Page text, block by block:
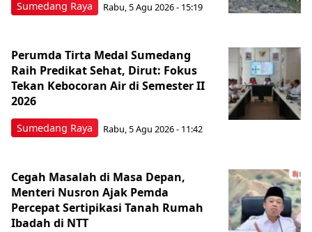
Sumedang Raya Rabu, 5 Agu 2026 - 15:19
Sumedang Raya
Perumda Tirta Medal Sumedang
Raih Predikat Sehat, Dirut: Fokus
Tekan Kebocoran Air di Semester II
2026
Rabu, 5 Agu 2026 - 11:42
Cegah Masalah di Masa Depan,
Menteri Nusron Ajak Pemda
Percepat Sertipikasi Tanah Rumah
Ibadah di NTT